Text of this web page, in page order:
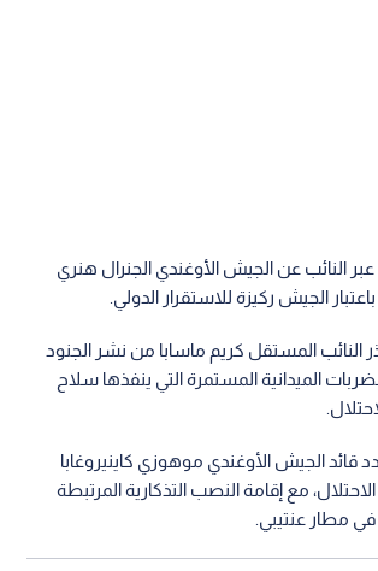
النائب عن الجيش الأوغندي الجنرال هنري
الجيش ركيزة للاستقرار الدولي.
النائب المستقل كريم ماسابا من نشر الجنود
الميدانية المستمرة التي ينفذها سلاح
قائد الجيش الأوغندي موهوزي كاينيروغابا
مع إقامة النصب التذكارية المرتبطة
في مطار عنتيبي.